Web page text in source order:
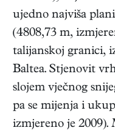
ujedno najviša
(4808,73 m,
talijanskoj granici,
Baltea. Stjenovit
slojem vječnog
pa se mijenja i
izmjereno je